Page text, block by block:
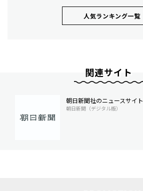
人気ランキング⼀覧
関連サイト
朝日新聞社のニュースサイト
朝日新聞（デジタル版）